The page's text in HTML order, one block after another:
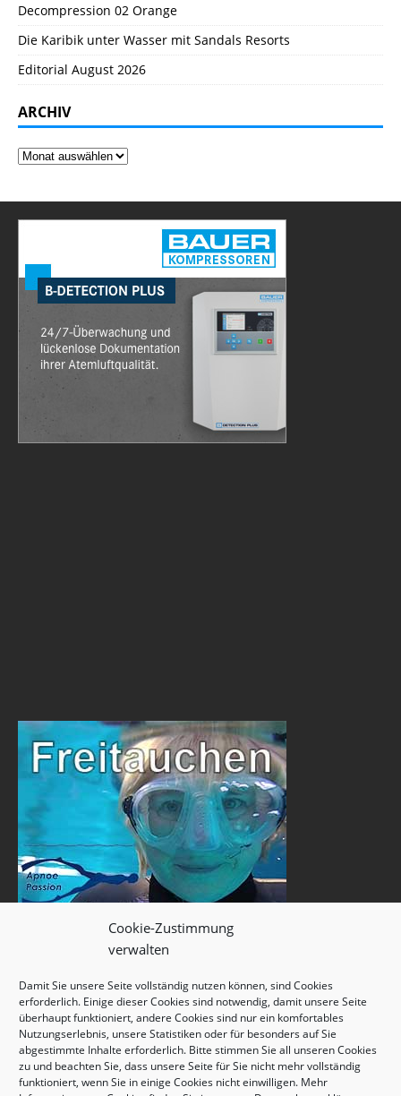
Cookie-Zustimmung
verwalten
Damit Sie unsere Seite vollständig nutzen können, sind Cookies
erforderlich. Einige dieser Cookies sind notwendig, damit unsere Seite
überhaupt funktioniert, andere Cookies sind nur ein komfortables
Nutzungserlebnis, unsere Statistiken oder für besonders auf Sie
abgestimmte Inhalte erforderlich. Bitte stimmen Sie all unseren Cookies
zu und beachten Sie, dass unsere Seite für Sie nicht mehr vollständig
funktioniert, wenn Sie in einige Cookies nicht einwilligen. Mehr
Decompression 02 Orange
Die Karibik unter Wasser mit Sandals Resorts
Editorial August 2026
ARCHIV